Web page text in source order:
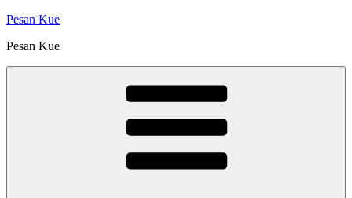
Skip
content
Pesan Kue
Pesan Kue